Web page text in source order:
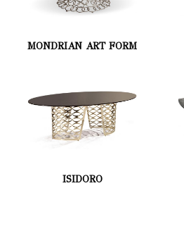
MONDRIAN ART FORM
ISIDORO